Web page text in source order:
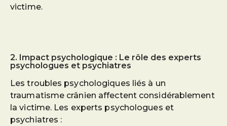
victime.
2. Impact psychologique : Le rôle des experts
psychologues et psychiatres
Les troubles psychologiques liés à un
traumatisme crânien affectent considérablement
la victime. Les experts psychologues et
psychiatres :